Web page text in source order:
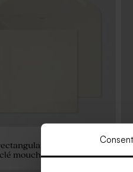
communion
moucheté